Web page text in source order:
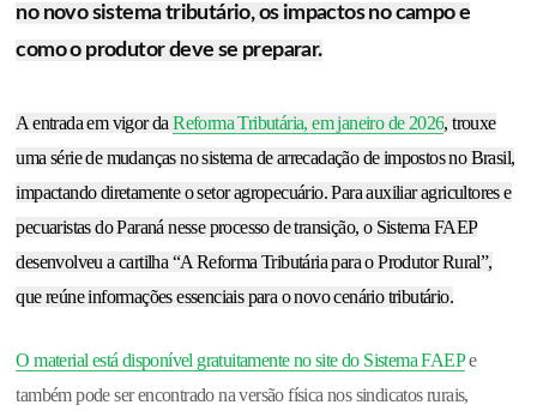
no novo sistema tributário, os impactos no campo e
como o produtor deve se preparar.
A entrada em vigor daReforma Tributária, em janeiro de 2026, trouxe
uma série de mudanças no sistema de arrecadação de impostos no Brasil,
impactando diretamente o setor agropecuário. Para auxiliar agricultores e
pecuaristas do Paraná nesse processo de transição, o Sistema FAEP
desenvolveu a cartilha “A Reforma Tributária para o Produtor Rural”,
que reúne informações essenciais para o novo cenário tributário.
O material está disponível gratuitamente no site do Sistema FAEPe
também pode ser encontrado na versão física nos sindicatos rurais,